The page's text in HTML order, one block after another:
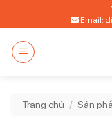
qua
dung
Email:
Trang chủ / Sản